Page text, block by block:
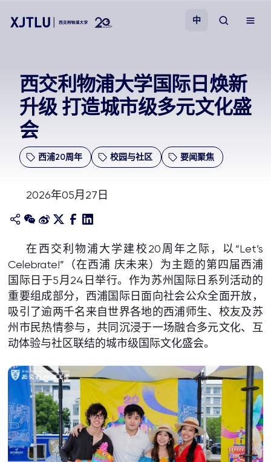
招生
科研
关于我们
中
西交利物浦大学国际日焕新
升级 打造城市级多元文化盛
会
西浦20周年 校园与社区 要闻聚焦
2026年05月27日
在西交利物浦大学建校20周年之际，以“Let’s
Celebrate!”（在西浦 庆未来）为主题的第四届西浦
国际日于5月24日举行。作为苏州国际日系列活动的
重要组成部分，西浦国际日面向社会公众全面开放，
吸引了逾两千名来自世界各地的西浦师生、校友及苏
州市民热情参与，共同沉浸于一场融合多元文化、互
动体验与社区联结的城市级国际文化盛会。